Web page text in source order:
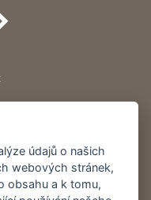
údajů o našich
webových stránek,
obsahu a k tomu,